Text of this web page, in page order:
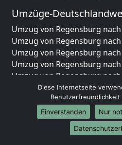
Umzüge-
Umzug von Regensburg
Umzug von Regensburg
Umzug von Regensburg
Umzug von Regensburg
Umzug von Regensburg
Umzug von Regensburg
Umzug von Regensburg
Umzug von Regensburg
Umzug von Regensburg
Umzug von Regensburg
Diese Internetseite
Benutzerfreundlichkeit
Einverstanden
Nur